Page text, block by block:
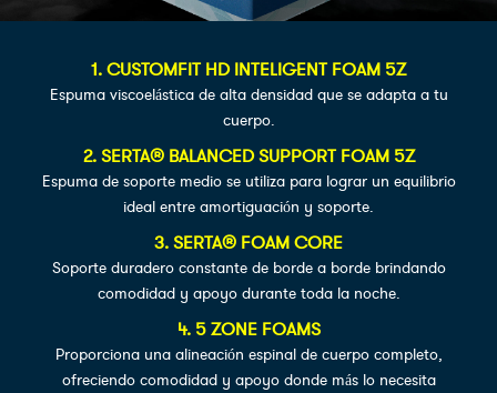
1. CUSTOMFIT HD INTELIGENT FOAM 5Z
Espuma viscoelástica de alta densidad que se adapta a tu
cuerpo.
2. SERTA® BALANCED SUPPORT FOAM 5Z
Espuma de soporte medio se utiliza para lograr un equilibrio
ideal entre amortiguación y soporte.
3. SERTA® FOAM CORE
Soporte duradero constante de borde a borde brindando
comodidad y apoyo durante toda la noche.
4. 5 ZONE FOAMS
Proporciona una alineación espinal de cuerpo completo,
ofreciendo comodidad y apoyo donde más lo necesita